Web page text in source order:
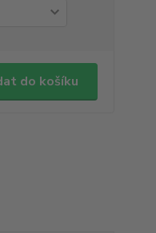
do košíku